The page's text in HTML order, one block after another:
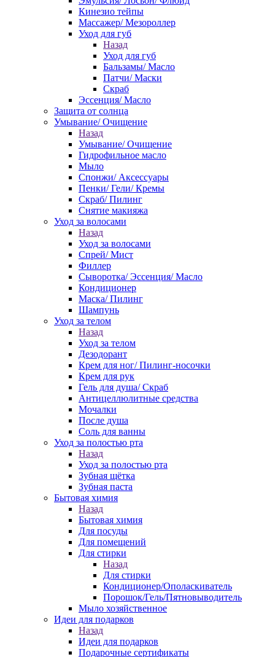
Кинезио тейпы
Массажер/ Мезороллер
Уход для губ
Назад
Уход для губ
Бальзамы/ Масло
Патчи/ Маски
Скраб
Эссенция/ Масло
Защита от солнца
Умывание/ Очищение
Назад
Умывание/ Очищение
Гидрофильное масло
Мыло
Спонжи/ Аксессуары
Пенки/ Гели/ Кремы
Скраб/ Пилинг
Снятие макияжа
Уход за волосами
Назад
Уход за волосами
Спрей/ Мист
Филлер
Сыворотка/ Эссенция/ Масло
Кондиционер
Маска/ Пилинг
Шампунь
Уход за телом
Назад
Уход за телом
Дезодорант
Крем для ног/ Пилинг-носочки
Крем для рук
Гель для душа/ Скраб
Антицеллюлитные средства
Мочалки
После душа
Соль для ванны
Уход за полостью рта
Назад
Уход за полостью рта
Зубная щётка
Зубная паста
Бытовая химия
Назад
Бытовая химия
Для посуды
Для помещений
Для стирки
Назад
Для стирки
Кондиционер/Ополаскиватель
Порошок/Гель/Пятновыводитель
Мыло хозяйственное
Идеи для подарков
Назад
Идеи для подарков
Подарочные сертификаты